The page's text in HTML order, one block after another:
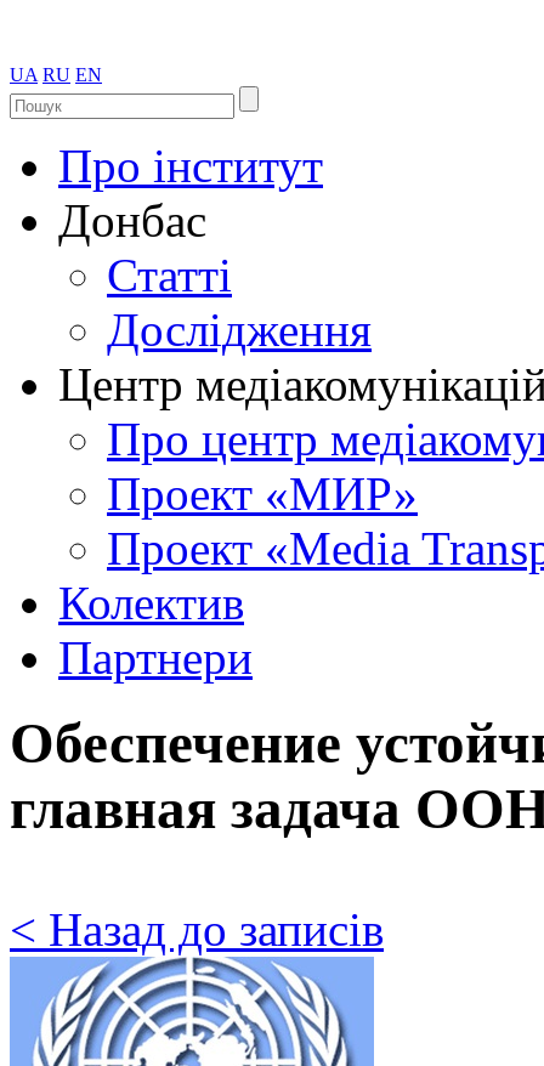
UA RU EN
Про інститут
Донбас
Статті
Дослідження
Центр
Про центр
Проект «МИР»
Проект «Media
Колектив
Партнери
Обеспечение
главная задача
< Назад до записів